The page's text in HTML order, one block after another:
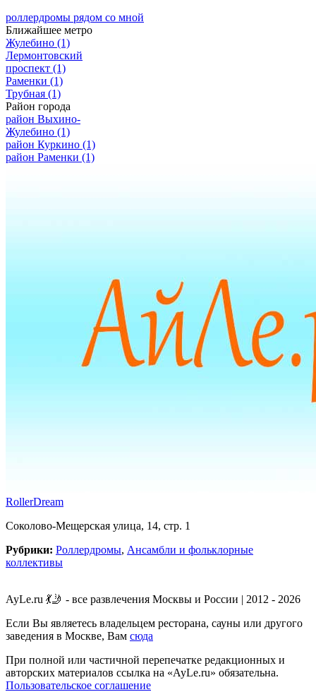
роллердромы рядом со мной
Ближайшее метро
Жулебино (1)
Лермонтовский
проспект (1)
Раменки (1)
Трубная (1)
Район города
район Выхино-
Жулебино (1)
район Куркино (1)
район Раменки (1)
RollerDream
Соколово-Мещерская улица, 14, стр. 1
Рубрики: Роллердромы, Ансамбли и фольклорные
коллективы
AyLe.ru 💃🤳 - все развлечения Москвы и России | 2012 - 2026
Если Вы являетесь владельцем ресторана, сауны или другого
заведения в Москве, Вам сюда
При полной или частичной перепечатке редакционных и
авторских материалов ссылка на «AyLe.ru» обязательна.
Пользовательское соглашение